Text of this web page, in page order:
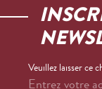
Veuillez laisser ce
Entrez votre